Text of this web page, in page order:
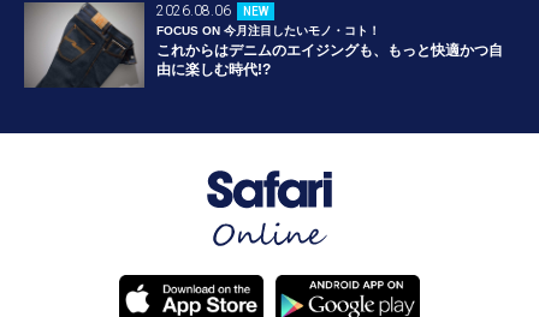
2026.08.06
NEW
FOCUS ON 今月注目したいモノ・コト！
これからはデニムのエイジングも、もっと快適かつ自
由に楽しむ時代!?